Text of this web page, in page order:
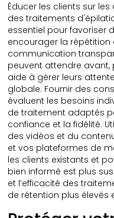
Éducer les clients sur
des traitements
essentiel pour favoriser
encourager la répétition
communication
peuvent attendre
aide à gérer leurs
globale. Fournir des
évaluent les besoins
de traitement adaptés
confiance et la fidélité.
des vidéos et du
et vos plateformes de
les clients existants et
bien informé est plus
et l’efficacité des
de rétention plus élevés